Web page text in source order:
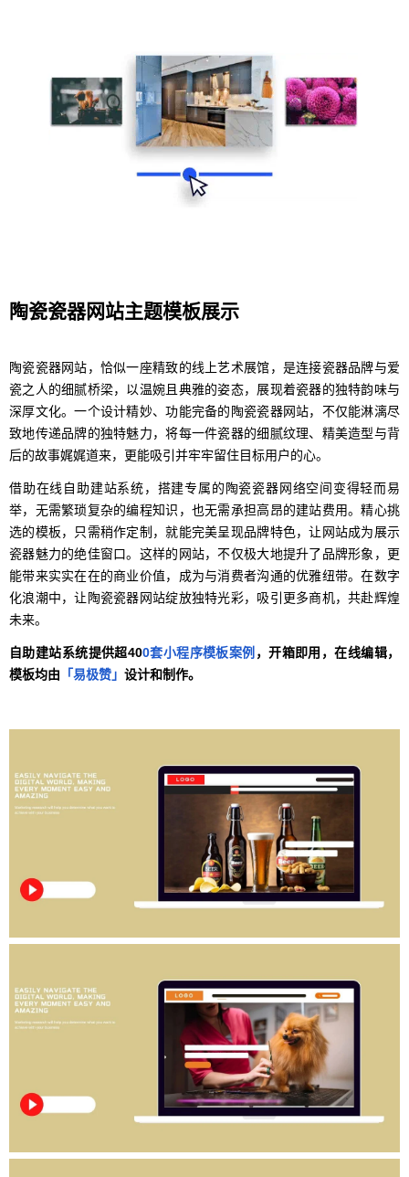
陶瓷瓷器网站主题模板展示
陶瓷瓷器网站，恰似一座精致的线上艺术展馆，是连接瓷器品牌与爱
瓷之人的细腻桥梁，以温婉且典雅的姿态，展现着瓷器的独特韵味与
深厚文化。一个设计精妙、功能完备的陶瓷瓷器网站，不仅能淋漓尽
致地传递品牌的独特魅力，将每一件瓷器的细腻纹理、精美造型与背
后的故事娓娓道来，更能吸引并牢牢留住目标用户的心。
借助在线自助建站系统，搭建专属的陶瓷瓷器网络空间变得轻而易
举，无需繁琐复杂的编程知识，也无需承担高昂的建站费用。精心挑
选的模板，只需稍作定制，就能完美呈现品牌特色，让网站成为展示
瓷器魅力的绝佳窗口。这样的网站，不仅极大地提升了品牌形象，更
能带来实实在在的商业价值，成为与消费者沟通的优雅纽带。在数字
化浪潮中，让陶瓷瓷器网站绽放独特光彩，吸引更多商机，共赴辉煌
未来。
自助建站系统提供超400套小程序模板案例 ，开箱即用，在线编辑，
模板均由 「易极赞」 设计和制作。